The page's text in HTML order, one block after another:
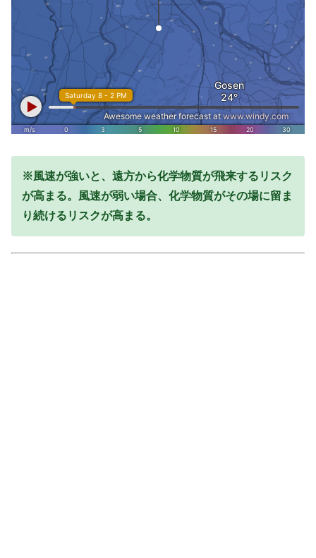
※風速が強いと、遠方から化学物質が飛来するリスク
が高まる。風速が弱い場合、化学物質がその場に留ま
り続けるリスクが高まる。